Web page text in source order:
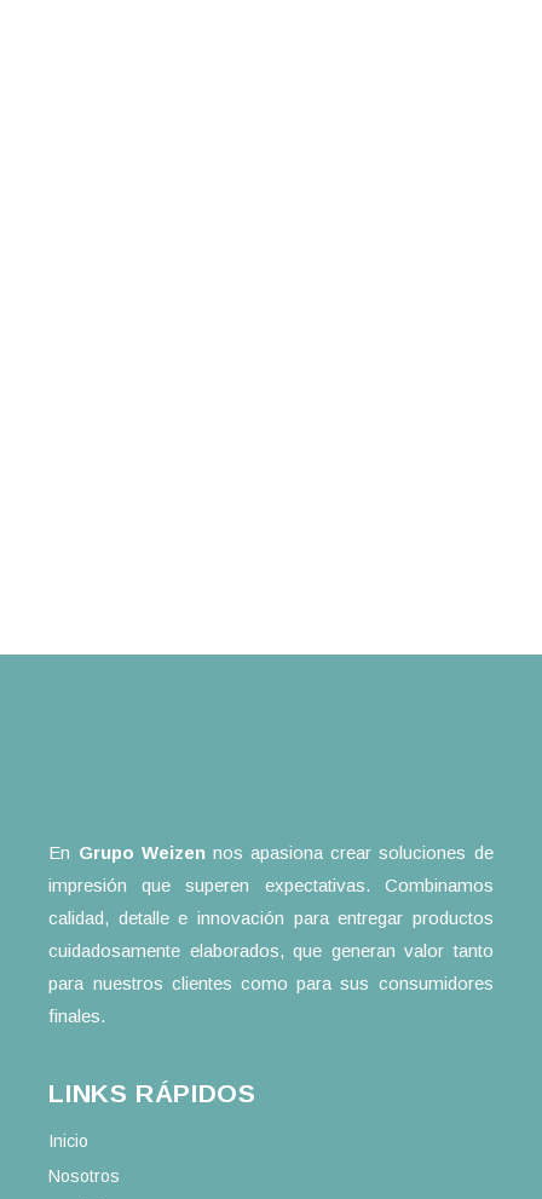
En Grupo Weizen nos apasiona crear soluciones de
impresión que superen expectativas. Combinamos
calidad, detalle e innovación para entregar productos
cuidadosamente elaborados, que generan valor tanto
para nuestros clientes como para sus consumidores
finales.
LINKS RÁPIDOS
Inicio
Nosotros